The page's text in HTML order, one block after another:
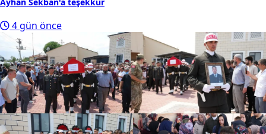
Ayhan Sekban'a teşekkür
4 gün önce